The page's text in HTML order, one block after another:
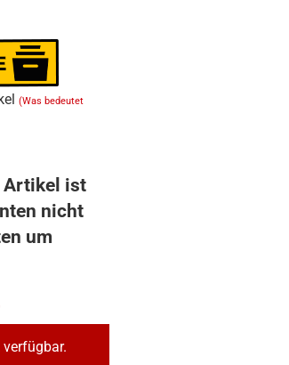
(Was bedeutet
Artikel ist
nicht
um